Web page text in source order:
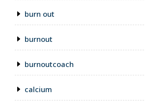
burn out
burnout
burnoutcoach
calcium